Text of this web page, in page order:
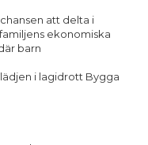
att delta i
ekonomiska
barn
i lagidrott Bygga